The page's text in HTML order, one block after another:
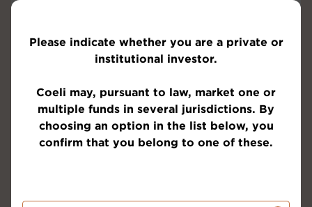
Källa: Goldman Sachs
Det var intensiva förhandlingar mellan EU och den
på lördagen den 12 juli skickade president Trump (ja,
Please indicate whether you are a private or
institutional investor.
Coeli may, pursuant to law, market one or
multiple funds in several jurisdictions. By
choosing an option in the list below, you
confirm that you belong to one of these.